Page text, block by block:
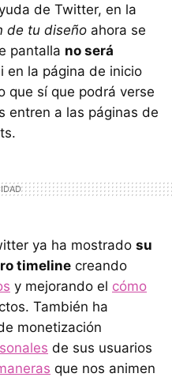
de Twitter, en la
de tu diseño ahora se
pantalla no será
en la página de inicio
que sí que podrá verse
entren a las páginas de
ya ha mostrado su
timeline creando
y mejorando el cómo
También ha
monetización
de sus usuarios
que nos animen